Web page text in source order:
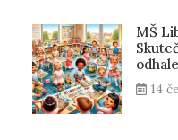
MŠ
14